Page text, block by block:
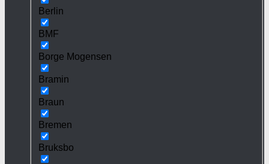
Berlin
BMF
Borge Mogensen
Bramin
Braun
Bremen
Bruksbo